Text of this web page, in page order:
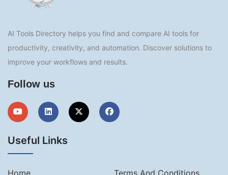
AI Tools Directory helps you find and compare AI tools for
productivity, creativity, and automation. Discover solutions to
improve your workflows and results.
Follow us
Useful Links
Home Terms And Conditions